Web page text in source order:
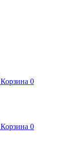
Корзина 0
Корзина 0